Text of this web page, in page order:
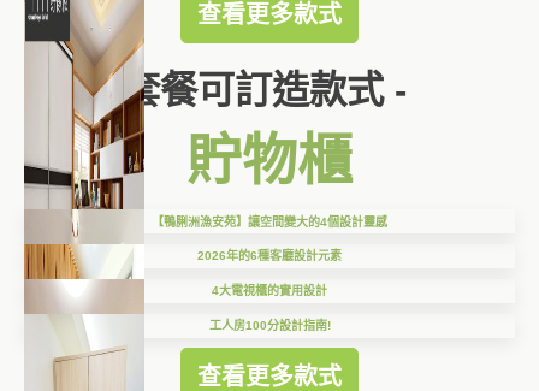
查看更多款式
套餐可訂造款式 -
貯物櫃
【鴨脷洲漁安苑】讓空間變大的4個設計靈感
2026年的6種客廳設計元素
4大電視櫃的實用設計
工人房100分設計指南!
查看更多款式